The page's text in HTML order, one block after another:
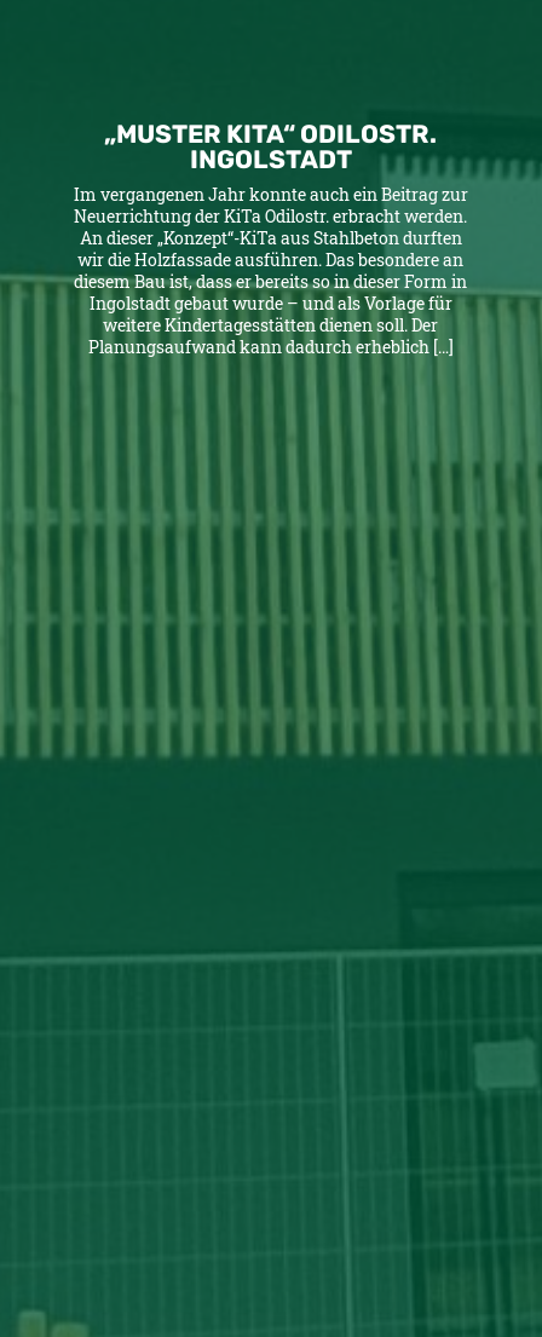
„MUSTER KITA“ ODILOSTR.
INGOLSTADT
Im vergangenen Jahr konnte auch ein Beitrag zur
Neuerrichtung der KiTa Odilostr. erbracht werden.
An dieser „Konzept“-KiTa aus Stahlbeton durften
wir die Holzfassade ausführen. Das besondere an
diesem Bau ist, dass er bereits so in dieser Form in
Ingolstadt gebaut wurde – und als Vorlage für
weitere Kindertagesstätten dienen soll. Der
Planungsaufwand kann dadurch erheblich […]